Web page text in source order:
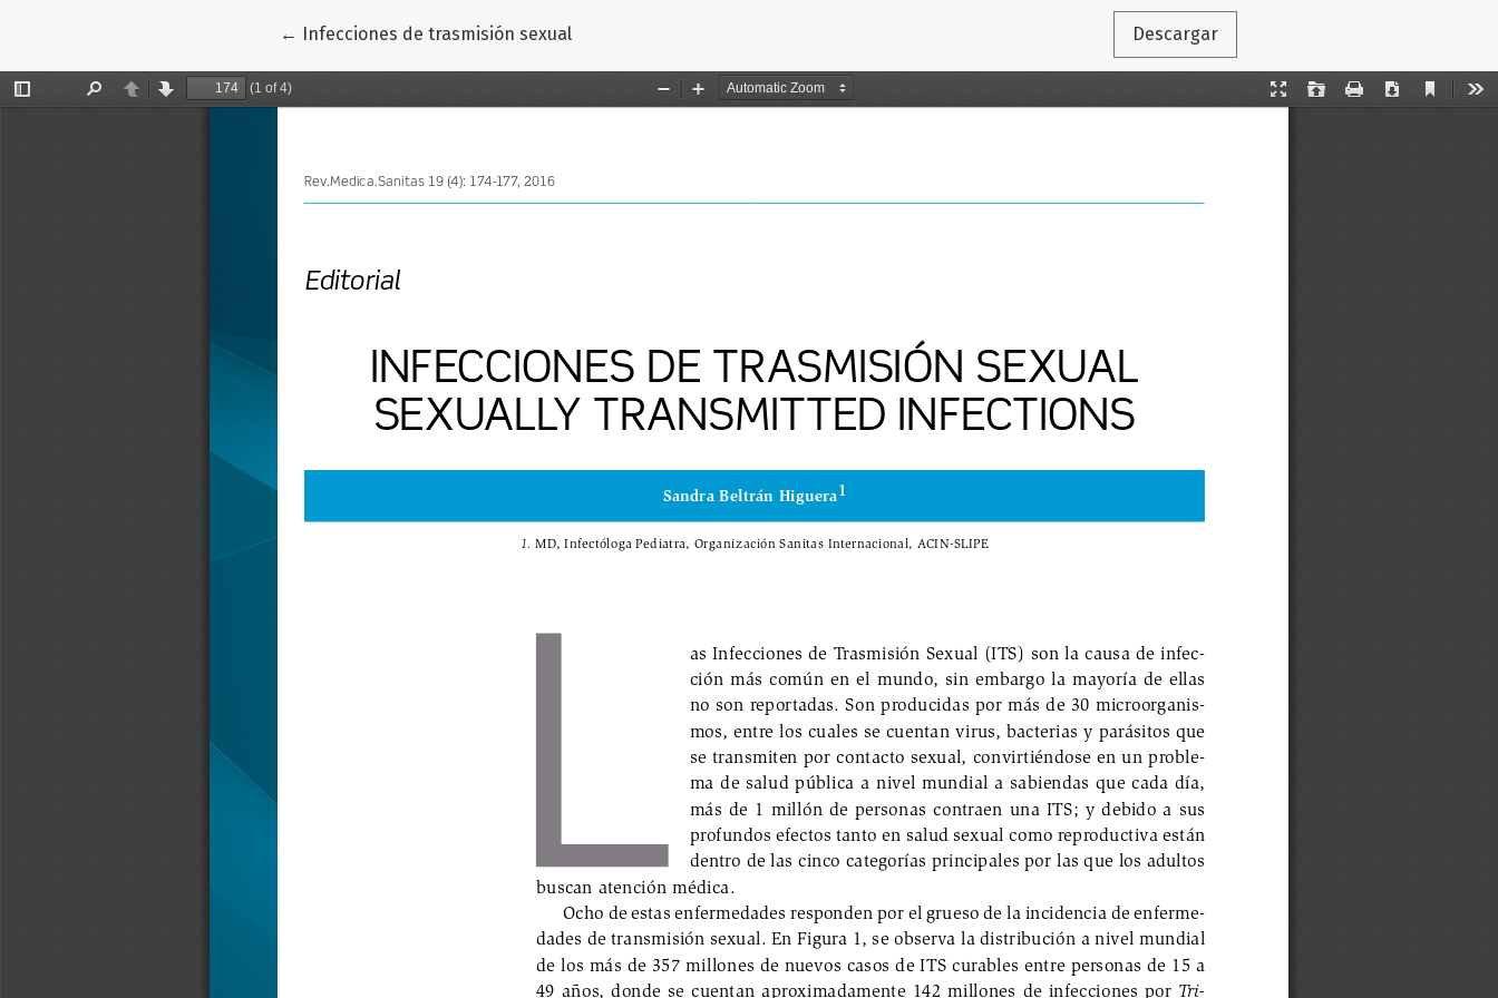
← Volver a los detalles del artículo
Infecciones de trasmisión sexual Descargar